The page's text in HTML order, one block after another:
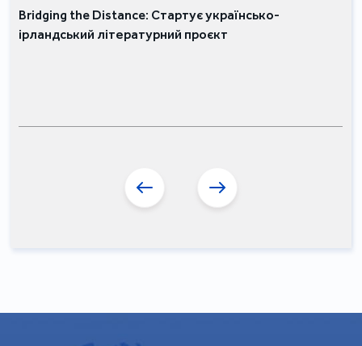
Bridging the Distance: Стартує українсько-
ірландський літературний проєкт